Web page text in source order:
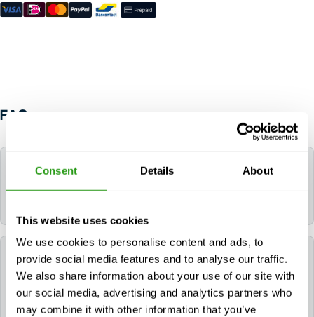
Consent Details About
This website uses cookies
We use cookies to personalise content and ads, to
provide social media features and to analyse our traffic.
We also share information about your use of our site with
our social media, advertising and analytics partners who
may combine it with other information that you’ve
FAQ
Welke taal wordt er gebruikt tijdens de cursus?
Welke certificaten ontvang ik na het volgen van
de Prevention of Dropped Objects E-learning?
Na succesvolle afronding van de E-learning Preventie